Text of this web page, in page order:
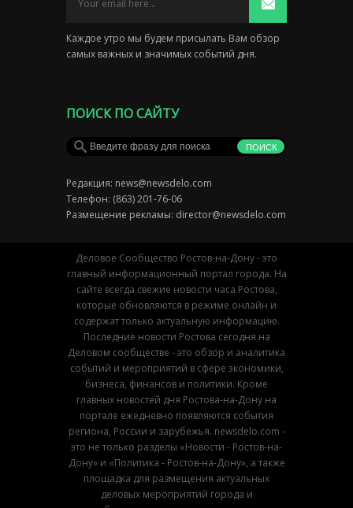
Каждое утро мы будем присылать Вам обзор
самых важных и значимых событий дня.
ПОИСК ПО САЙТУ
Редакция: news@newsdelo.com
Телефон: (863) 201-76-06
Размещение рекламы: director@newsdelo.com
Деловое Сообщество Ростов-на-Дону - это
главный информационный портал города. На
сайте всегда свежие новости часа Ростова,
которые обновляются в режиме онлайн и
содержат только актуальную информацию.
Последние новости Ростова сегодня на
Деловом сообществе - это обзор и аналитика
событий и мероприятий в сфере экономики,
бизнеса, финансов и политики. Кроме
главных новостей дня Ростова-на-Дону на
портале ежедневно появляются события
региона, России и зарубежья. newsdelo.com -
это не только разделы «Новости - Ростов-на-
Дону» и «Политика - Ростов-на-Дону», а также
площадка для размещения актуальных
деловых мероприятий города и